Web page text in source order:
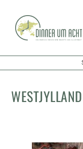
WESTJYLLAND